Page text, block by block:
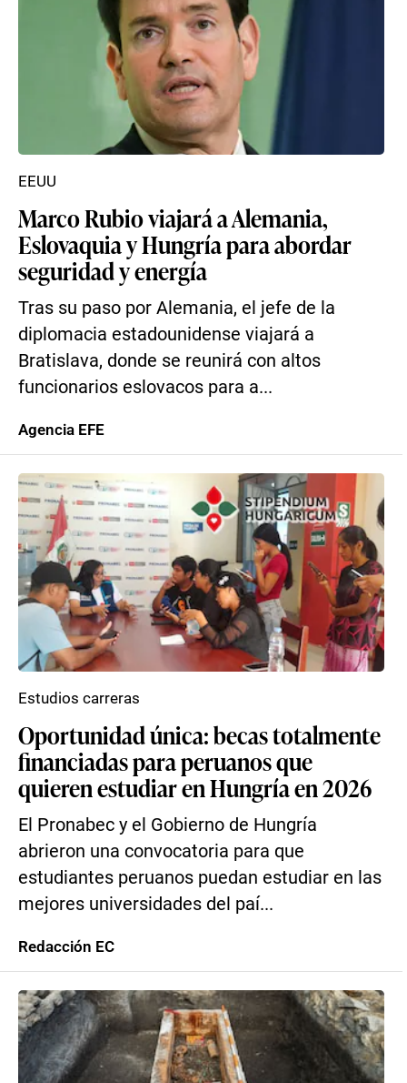
Marco Rubio viajará a Alemania,
Eslovaquia y Hungría para abordar
seguridad y energía
Tras su paso por Alemania, el jefe de la
diplomacia estadounidense viajará a
Bratislava, donde se reunirá con altos
funcionarios eslovacos para a...
EEUU
Agencia EFE
Oportunidad única: becas totalmente
financiadas para peruanos que
quieren estudiar en Hungría en 2026
El Pronabec y el Gobierno de Hungría
abrieron una convocatoria para que
estudiantes peruanos puedan estudiar en las
mejores universidades del paí...
Estudios carreras
Redacción EC